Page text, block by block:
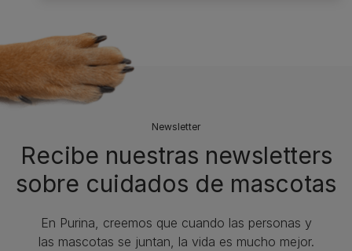
Newsletter
Recibe nuestras newsletters
sobre cuidados de mascotas​
En Purina, creemos que cuando las personas y
las mascotas se juntan, la vida es mucho mejor.